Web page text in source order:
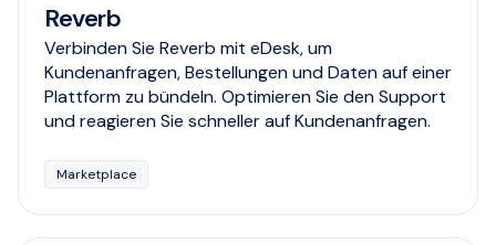
Reverb
Verbinden Sie Reverb mit eDesk, um
Kundenanfragen, Bestellungen und Daten auf einer
Plattform zu bündeln. Optimieren Sie den Support
und reagieren Sie schneller auf Kundenanfragen.
Marketplace